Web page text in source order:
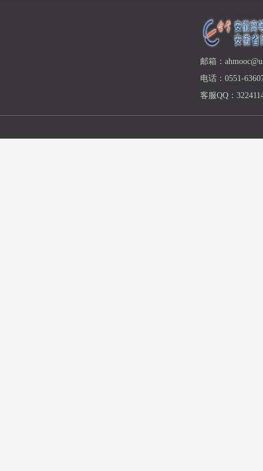
邮箱：
电话：0551-
客服QQ：